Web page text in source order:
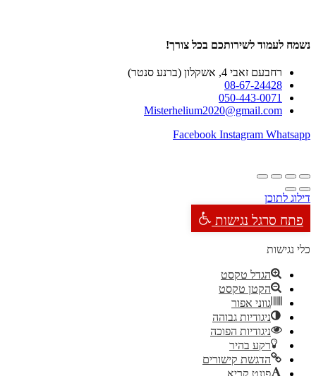
נשמח לעמוד לשירותכם בכל צורך!
רחבעם זאבי 4, אשקלון (ברנע סנטר)
08-67-24428
050-443-0071
Misterhelium2020@gmail.com
Facebook Instagram Whatsapp
דילוג לתוכן
פתח סרגל נגישות
כלי נגישות
הגדל טקסט
הקטן טקסט
גווני אפור
ניגודיות גבוהה
ניגודיות הפוכה
רקע בהיר
הדגשת קישורים